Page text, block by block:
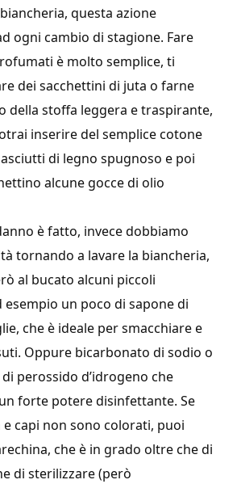
questa azione
ogni cambio di stagione. Fare
è molto semplice, ti
dei sacchettini di juta o farne
della stoffa leggera e traspirante,
inserire del semplice cotone
di legno spugnoso e poi
alcune gocce di olio
è fatto, invece dobbiamo
tornando a lavare la biancheria,
al bucato alcuni piccoli
un poco di sapone di
che è ideale per smacchiare e
Oppure bicarbonato di sodio o
perossido d’idrogeno che
forte potere disinfettante. Se
capi non sono colorati, puoi
che è in grado oltre che di
di sterilizzare (però